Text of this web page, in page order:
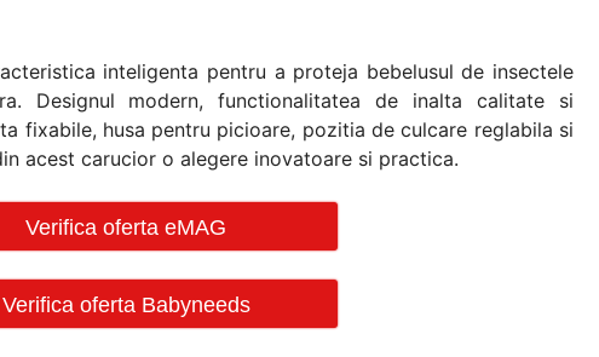
inteligenta pentru a proteja bebelusul de insectele
Designul modern, functionalitatea de inalta calitate si
fixabile, husa pentru picioare, pozitia de culcare reglabila si
acest carucior o alegere inovatoare si practica.
Verifica oferta eMAG
Verifica oferta Babyneeds